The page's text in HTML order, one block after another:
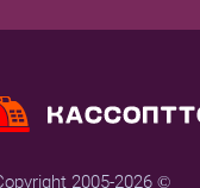
2005-2026 ©